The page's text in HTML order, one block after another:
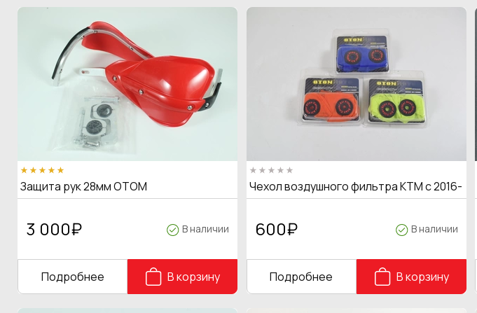
Защита рук 28мм OTOM
3 000₽ В наличии
Подробнее В корзину
Чехол воздушного фильтра KTM с 2016-
600₽ В наличии
Подробнее В корзину